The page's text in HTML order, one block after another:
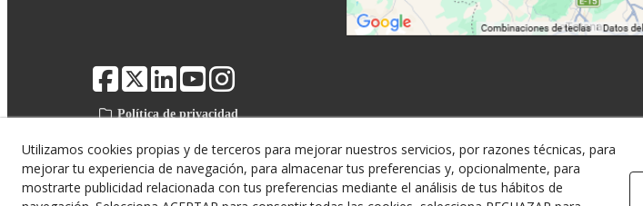
Política de privacidad
Diseño web
Utilizamos cookies propias y de terceros para mejorar nuestros servicios, por razones técnicas, para
mejorar tu experiencia de navegación, para almacenar tus preferencias y, opcionalmente, para
mostrarte publicidad relacionada con tus preferencias mediante el análisis de tus hábitos de